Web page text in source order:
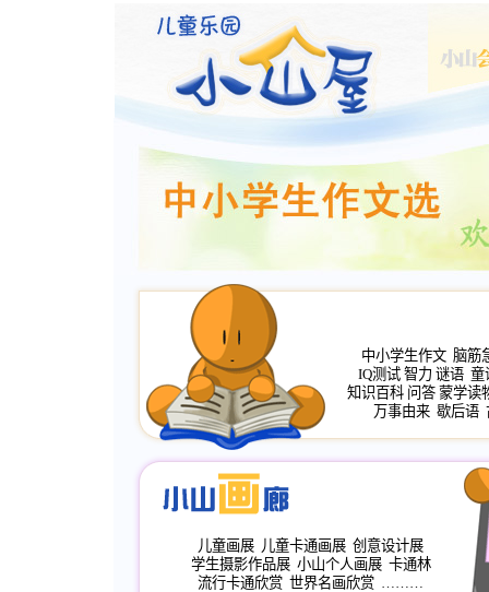
中小学生作文 脑筋
IQ测试 智力 谜语 童
知识百科 问答 蒙学读
万事由来 歇后语
儿童画展 儿童卡通画展 创意设计展
学生摄影作品展 小山个人画展 卡通林
流行卡通欣赏 世界名画欣赏 ………